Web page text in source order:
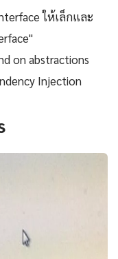
ให้เล็กและ
on abstractions
Injection